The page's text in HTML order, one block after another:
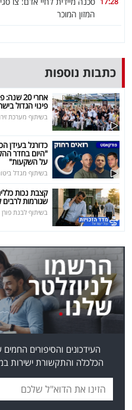
המזון המוכר
כתבות נוספות
אחרי 20
פינוי הגדול
בשיתוף מערכת
כדורגל בעידן
"היום בחדר
על השקעות"
בשיתוף מגדל
קצבת נכות
שגורמות
בשיתוף לבנת פורן
העידכונים והסיפורים
הכלכלה והתקשורת ישירות